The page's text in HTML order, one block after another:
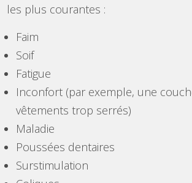
les plus courantes :
Faim
Soif
Fatigue
Inconfort (par exemple, une
vêtements trop serrés)
Maladie
Poussées dentaires
Surstimulation